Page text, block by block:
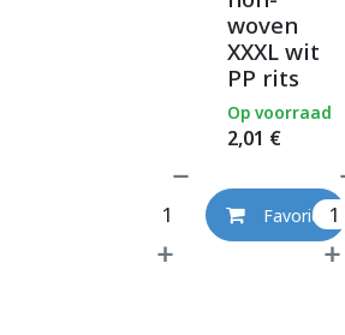
woven
XXXL wit
PP rits
2,01 €
Op voorraad
Favoriet